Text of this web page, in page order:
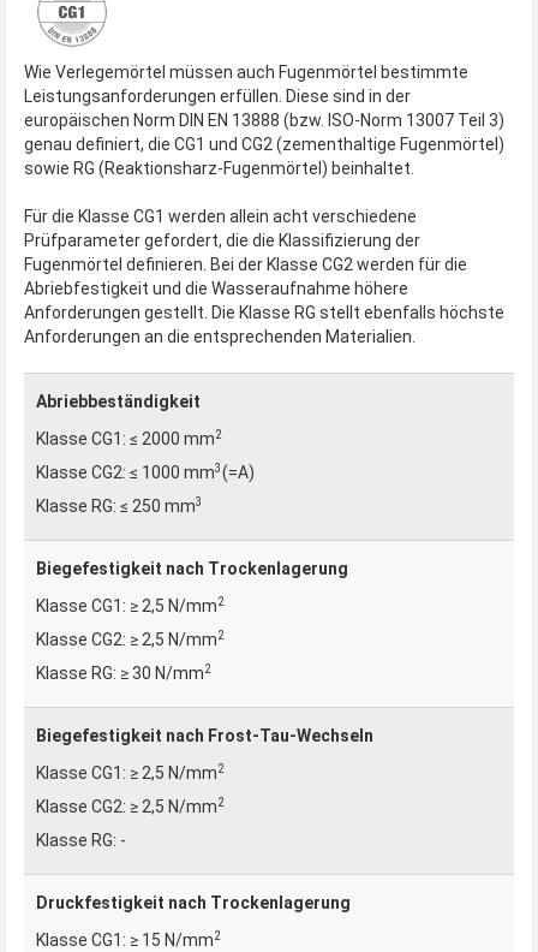
Wie Verlegemörtel müssen auch Fugenmörtel bestimmte
Leistungsanforderungen erfüllen. Diese sind in der
europäischen Norm DIN EN 13888 (bzw. ISO-Norm 13007 Teil 3)
genau definiert, die CG1 und CG2 (zementhaltige Fugenmörtel)
sowie RG (Reaktionsharz-Fugenmörtel) beinhaltet.
Für die Klasse CG1 werden allein acht verschiedene
Prüfparameter gefordert, die die Klassifizierung der
Fugenmörtel definieren. Bei der Klasse CG2 werden für die
Abriebfestigkeit und die Wasseraufnahme höhere
Anforderungen gestellt. Die Klasse RG stellt ebenfalls höchste
Anforderungen an die entsprechenden Materialien.
Abriebbeständigkeit
≤ 2000 mm2
≤ 1000 mm3(=A)
≤ 250 mm3
Biegefestigkeit nach Trockenlagerung
≥ 2,5 N/mm2
≥ 2,5 N/mm2
≥ 30 N/mm2
Biegefestigkeit nach Frost-Tau-Wechseln
≥ 2,5 N/mm2
≥ 2,5 N/mm2
-
Druckfestigkeit nach Trockenlagerung
≥ 15 N/mm2